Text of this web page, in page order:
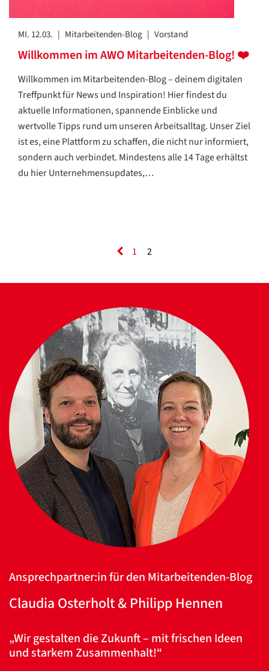
MI. 12.03. | Mitarbeitenden-Blog | Vorstand
Willkommen im AWO Mitarbeitenden-Blog! ❤️
Willkommen im Mitarbeitenden-Blog – deinem digitalen
Treffpunkt für News und Inspiration! Hier findest du
aktuelle Informationen, spannende Einblicke und
wertvolle Tipps rund um unseren Arbeitsalltag. Unser Ziel
ist es, eine Plattform zu schaffen, die nicht nur informiert,
sondern auch verbindet. Mindestens alle 14 Tage erhältst
du hier Unternehmensupdates,…
1 2
Ansprechpartner:in für den Mitarbeitenden-Blog
Claudia Osterholt & Philipp Hennen
„Wir gestalten die Zukunft – mit frischen Ideen
und starkem Zusammenhalt!“